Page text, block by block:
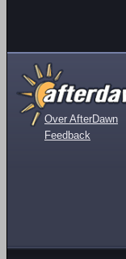
Over AfterDawn
Feedback